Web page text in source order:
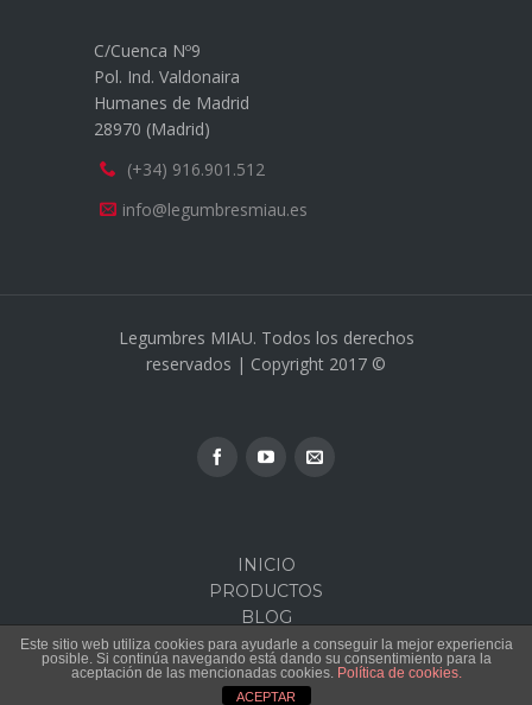
C/Cuenca Nº9
Pol. Ind. Valdonaira
Humanes de Madrid
28970 (Madrid)
(+34) 916.901.512
info@legumbresmiau.es
Legumbres MIAU. Todos los derechos
reservados | Copyright 2017 ©
INICIO
PRODUCTOS
BLOG
CALIDAD
CONTACTO
Este sitio web utiliza cookies para ayudarle a conseguir la mejor experiencia
posible. Si continúa navegando está dando su consentimiento para la
aceptación de las mencionadas cookies. Política de cookies.
ACEPTAR